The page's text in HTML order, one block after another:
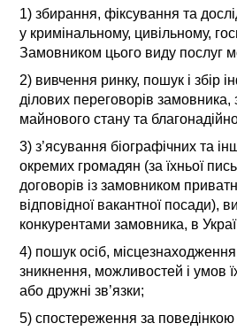
1) збирання, фіксування та
у кримінальному, цивільному,
Замовником цього виду послуг
2) вивчення ринку, пошук і збір
ділових переговорів
майнового стану та
3) з’ясування біографічних та
окремих громадян (за їхньої
договорів із замовником
відповідної вакантної посади),
конкурентами замовника, в
4) пошук осіб,
зникнення, можливостей і умов
або дружні зв’язки;
5) спостереження за поведінкою